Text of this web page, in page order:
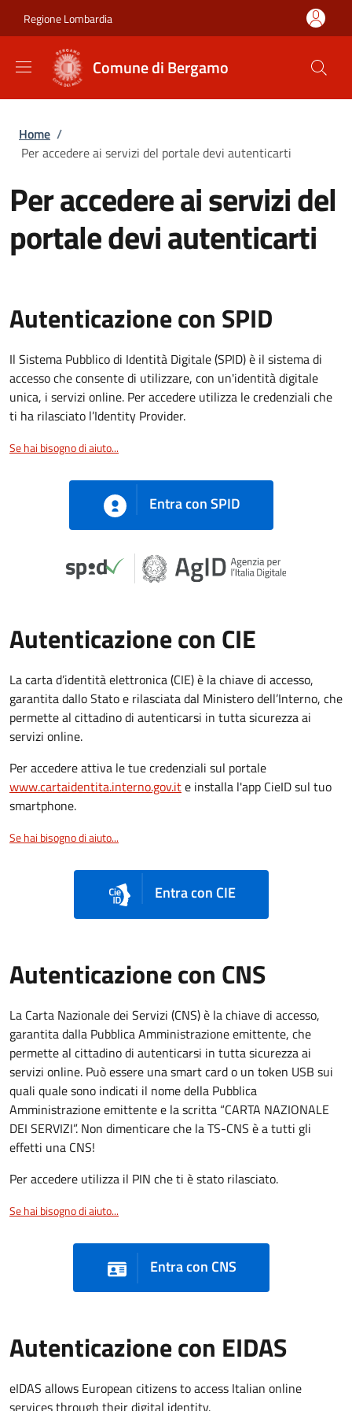
Regione Lombardia
Comune di Bergamo
Briciole di pane
Home /
Per accedere ai servizi del portale devi autenticarti
Per accedere ai servizi del
portale devi autenticarti
Autenticazione con SPID
Il Sistema Pubblico di Identità Digitale (SPID) è il sistema di
accesso che consente di utilizzare, con un'identità digitale
unica, i servizi online. Per accedere utilizza le credenziali che
ti ha rilasciato l’Identity Provider.
Se hai bisogno di aiuto...
Entra con SPID
Autenticazione con CIE
La carta d’identità elettronica (CIE) è la chiave di accesso,
garantita dallo Stato e rilasciata dal Ministero dell’Interno, che
permette al cittadino di autenticarsi in tutta sicurezza ai
servizi online.
Per accedere attiva le tue credenziali sul portale
www.cartaidentita.interno.gov.ite installa l'app CieID sul tuo
smartphone.
Se hai bisogno di aiuto...
Entra con CIE
Autenticazione con CNS
La Carta Nazionale dei Servizi (CNS) è la chiave di accesso,
garantita dalla Pubblica Amministrazione emittente, che
permette al cittadino di autenticarsi in tutta sicurezza ai
servizi online. Può essere una smart card o un token USB sui
quali quale sono indicati il nome della Pubblica
Amministrazione emittente e la scritta “CARTA NAZIONALE
DEI SERVIZI”. Non dimenticare che la TS-CNS è a tutti gli
effetti una CNS!
Per accedere utilizza il PIN che ti è stato rilasciato.
Se hai bisogno di aiuto...
Entra con CNS
Autenticazione con EIDAS
eIDAS allows European citizens to access Italian online
services through their digital identity.